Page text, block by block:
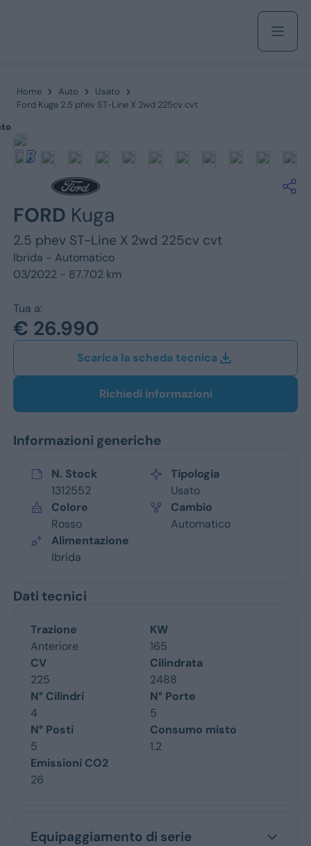
Marchi
Alfa Romeo
Dacia
Renault
Opel
Vedi tutti i marchi
Home Auto
Usato
Ford Kuga 2.5 phev ST-Line X 2wd 225cv cvt
FORD Kuga
2.5 phev ST-Line X 2wd 225cv cvt
Ibrida - Automatico
03/2022 - 87.702 km
Tua a:
€ 26.990
Scarica la scheda tecnica
Richiedi informazioni
Informazioni generiche
N. Stock
1312552
Tipologia
Usato
Colore
Rosso
Cambio
Automatico
Alimentazione
Ibrida
Dati tecnici
Trazione
Anteriore
KW
165
CV
225
Cilindrata
2488
N° Cilindri
4
N° Porte
5
N° Posti
5
Consumo misto
1.2
Emissioni CO2
26
Equipaggiamento di serie